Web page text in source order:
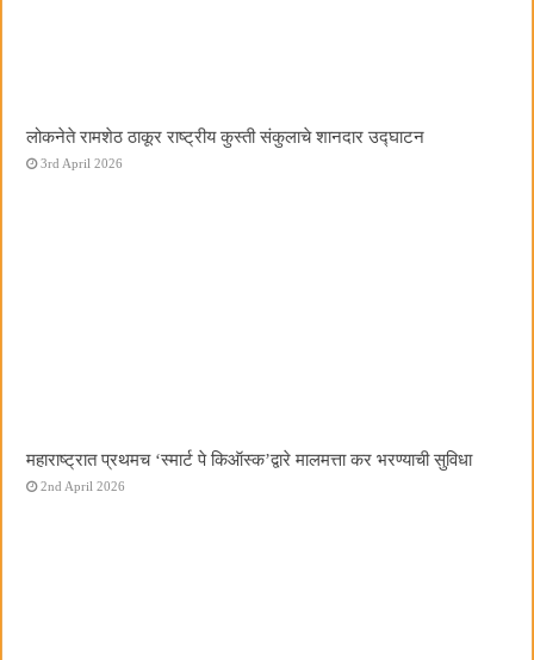
लोकनेते रामशेठ ठाकूर राष्ट्रीय कुस्ती संकुलाचे शानदार उद्घाटन
3rd April 2026
महाराष्ट्रात प्रथमच ‌‘स्मार्ट पे किऑस्क‌’द्वारे मालमत्ता कर भरण्याची सुविधा
2nd April 2026